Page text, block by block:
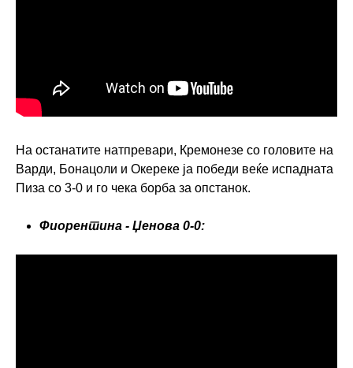
На останатите натпревари, Кремонезе со головите на
Варди, Бонацоли и Окереке ја победи веќе испадната
Пиза со 3-0 и го чека борба за опстанок.
Фиорентина - Џенова 0-0: